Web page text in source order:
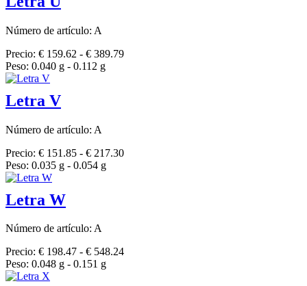
Número de artículo: A
Precio: € 159.62 - € 389.79
Peso: 0.040 g - 0.112 g
Letra V
Número de artículo: A
Precio: € 151.85 - € 217.30
Peso: 0.035 g - 0.054 g
Letra W
Número de artículo: A
Precio: € 198.47 - € 548.24
Peso: 0.048 g - 0.151 g